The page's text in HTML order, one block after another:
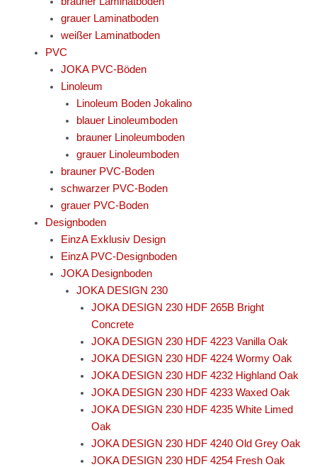
grauer Laminatboden
weißer Laminatboden
PVC
JOKA PVC-Böden
Linoleum
Linoleum Boden Jokalino
blauer Linoleumboden
brauner Linoleumboden
grauer Linoleumboden
brauner PVC-Boden
schwarzer PVC-Boden
grauer PVC-Boden
Designboden
EinzA Exklusiv Design
EinzA PVC-Designboden
JOKA Designboden
JOKA DESIGN 230
JOKA DESIGN 230 HDF 265B Bright
Concrete
JOKA DESIGN 230 HDF 4223 Vanilla Oak
JOKA DESIGN 230 HDF 4224 Wormy Oak
JOKA DESIGN 230 HDF 4232 Highland Oak
JOKA DESIGN 230 HDF 4233 Waxed Oak
JOKA DESIGN 230 HDF 4235 White Limed
Oak
JOKA DESIGN 230 HDF 4240 Old Grey Oak
JOKA DESIGN 230 HDF 4254 Fresh Oak